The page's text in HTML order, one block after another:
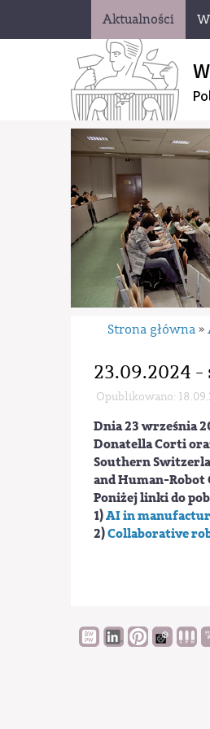
Aktualności
Strona główna »
23.09.2024
Opublikowano:
Dnia 23 września
Donatella Corti
Southern
and Human-
Poniżej linki do
1)AI in
2)Collaborative